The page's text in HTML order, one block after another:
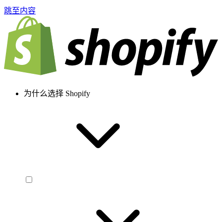
跳至内容
为什么选择 Shopify